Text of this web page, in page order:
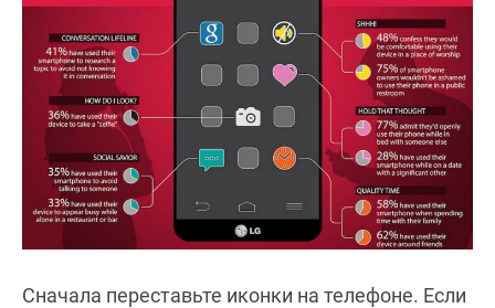
Сначала переставьте иконки на телефоне. Если